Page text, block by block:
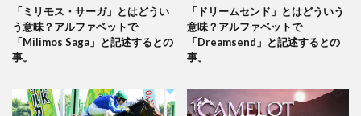
「ミリモス・サーガ」とはどうい
う意味？アルファベットで
「Milimos Saga」と記述するとの
事。
「ドリームセンド」とはどういう
意味？アルファベットで
「Dreamsend」と記述するとの
事。